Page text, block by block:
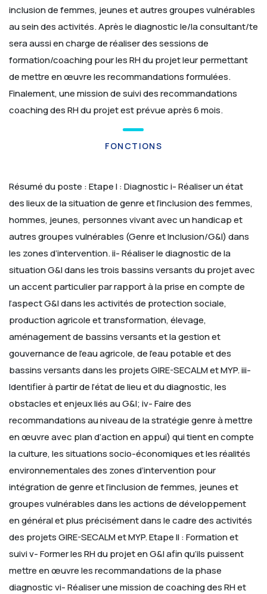
inclusion de femmes, jeunes et autres groupes vulnérables
au sein des activités.Après le diagnostic le/la consultant/te
sera aussi en charge de réaliser des sessions de
formation/coaching pour les RH du projet leur permettant
de mettre en œuvre les recommandations formulées.
Finalement, une mission de suivi des recommandations
coaching des RH du projet est prévue après 6 mois.
FONCTIONS
Résumé du poste :Etape I : Diagnostici- Réaliser un état
des lieux de la situation de genre et l’inclusion des femmes,
hommes, jeunes, personnes vivant avec un handicap et
autres groupes vulnérables (Genre et Inclusion/G&I) dans
les zones d’intervention.ii- Réaliser le diagnostic de la
situation G&I dans les trois bassins versants du projet avec
un accent particulier par rapport à la prise en compte de
l’aspect G&I dans les activités de protection sociale,
production agricole et transformation, élevage,
aménagement de bassins versants et la gestion et
gouvernance de l’eau agricole, de l’eau potable et des
bassins versants dans les projets GIRE-SECALM et MYP.iii-
Identifier à partir de l’état de lieu et du diagnostic, les
obstacles et enjeux liés au G&I;iv- Faire des
recommandations au niveau de la stratégie genre à mettre
en œuvre avec plan d’action en appui) qui tient en compte
la culture, les situations socio-économiques et les réalités
environnementales des zones d’intervention pour
intégration de genre et l’inclusion de femmes, jeunes et
groupes vulnérables dans les actions de développement
en général et plus précisément dans le cadre des activités
des projets GIRE-SECALM et MYP.Etape II : Formation et
suiviv- Former les RH du projet en G&I afin qu’ils puissent
mettre en œuvre les recommandations de la phase
diagnosticvi- Réaliser une mission de coaching des RH et